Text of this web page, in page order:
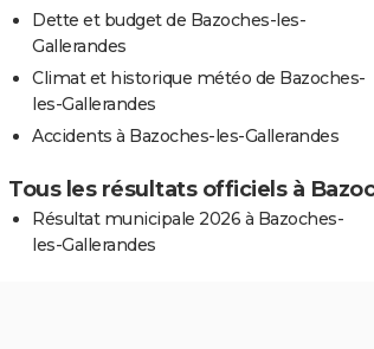
Dette et budget de Bazoches-les-
Gallerandes
Climat et historique météo de Bazoches-
les-Gallerandes
Accidents à Bazoches-les-Gallerandes
Tous les résultats officiels à
Résultat municipale 2026 à Bazoches-
les-Gallerandes